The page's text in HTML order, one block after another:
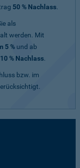
50 % Nachlass.
als
werden. Mit
5 % und ab
10 % Nachlass.
bzw. im